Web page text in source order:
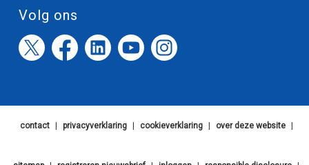
Volg ons
contact privacyverklaring cookieverklaring over deze website